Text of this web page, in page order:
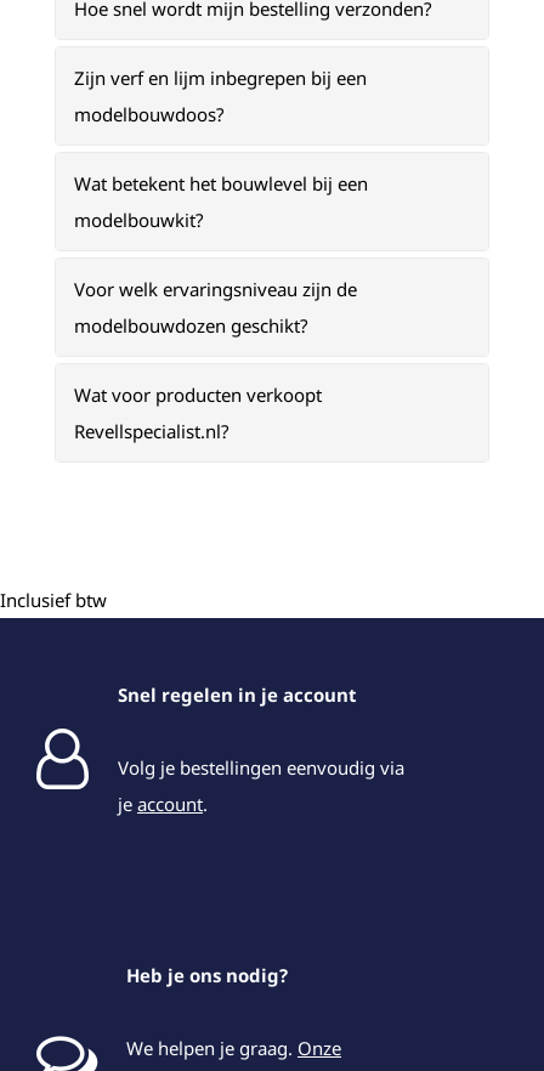
Hoe snel wordt mijn bestelling verzonden?
Zijn verf en lijm inbegrepen bij een
modelbouwdoos?
Wat betekent het bouwlevel bij een
modelbouwkit?
Voor welk ervaringsniveau zijn de
modelbouwdozen geschikt?
Wat voor producten verkoopt
Revellspecialist.nl?
Inclusief btw
Snel regelen in je account
Volg je bestellingen eenvoudig via
je account.
Heb je ons nodig?
We helpen je graag. Onze